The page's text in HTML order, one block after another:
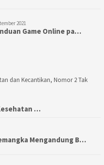
2021
Game Online pa…
…
Mengandung B…